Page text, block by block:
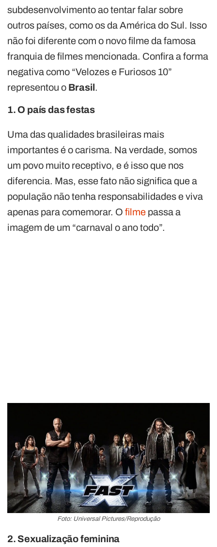
subdesenvolvimento ao tentar falar sobre
outros países, como os da América do Sul. Isso
não foi diferente com o novo filme da famosa
franquia de filmes mencionada. Confira a forma
negativa como “Velozes e Furiosos 10”
representou o Brasil.
1. O país das festas
Uma das qualidades brasileiras mais
importantes é o carisma. Na verdade, somos
um povo muito receptivo, e é isso que nos
diferencia. Mas, esse fato não significa que a
população não tenha responsabilidades e viva
apenas para comemorar. O filme passa a
imagem de um “carnaval o ano todo”.
Foto: Universal Pictures/Reprodução
2. Sexualização feminina